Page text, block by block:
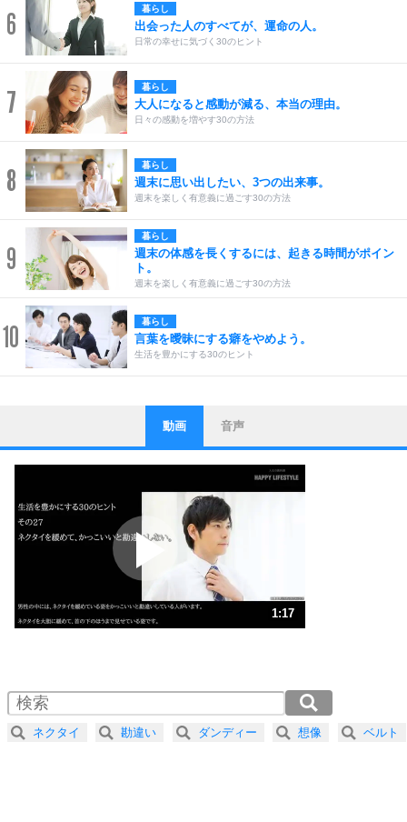
6 暮らし
出会った人のすべてが、運命の人。
日常の幸せに気づく30のヒント
7 暮らし
大人になると感動が減る、本当の理由。
日々の感動を増やす30の方法
8 暮らし
週末に思い出したい、3つの出来事。
週末を楽しく有意義に過ごす30の方法
9
暮らし
週末の体感を長くするには、起きる時間がポイン
ト。
週末を楽しく有意義に過ごす30の方法
10 暮らし
言葉を曖昧にする癖をやめよう。
生活を豊かにする30のヒント
1
ストレス対策
他人と比べない。
いっそのこと、他人を見ない。
いらいらしない人になる30の方法
プラス思考
ポジティブになれない原因は、行動しないから。
ポジティブ思考になる30の方法
人生、なんとかなるもの。
気楽に生きる30の方法
4 器の大きい人は、怒りを優しさで表現する。
動画 音声
1:17
2.0倍速 （153KB 38秒）
2.5倍速 （122KB 31秒）
3.0倍速 （102KB 25秒）
ネクタイ 勘違い ダンディー 想像 ベルト